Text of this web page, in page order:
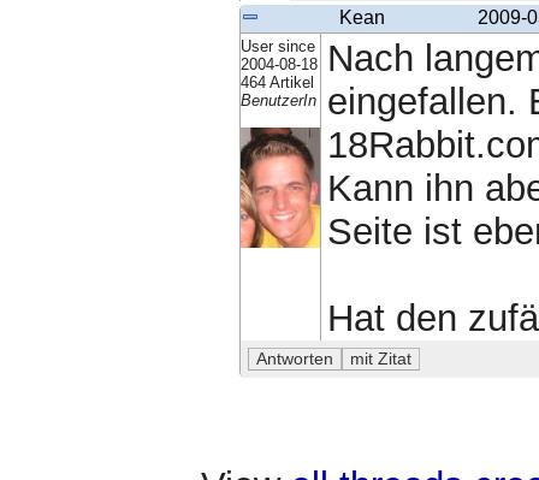
Kean 2009-
User since
2004-08-18
464 Artikel
BenutzerIn
Nach
eingefallen.
Kann ihn
Seite ist
Hat den